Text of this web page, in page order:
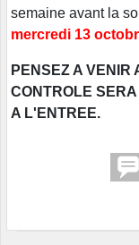
semaine avant la
mercredi 13
PENSEZ A VENIR
CONTROLE
A L'ENTREE.